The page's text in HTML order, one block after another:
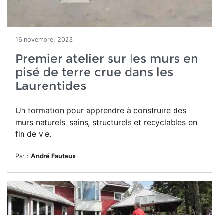
16 novembre, 2023
Premier atelier sur les murs en
pisé de terre crue dans les
Laurentides
Un formation pour apprendre à construire des
murs naturels, sains, structurels et recyclables en
fin de vie.
Par : André Fauteux